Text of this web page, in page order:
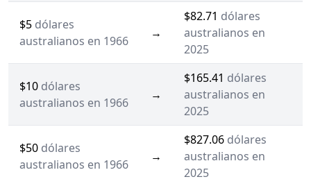
$5 dólares
australianos en 1966
→
$82.71 dólares
australianos en
2025
$10 dólares
australianos en 1966
→
$165.41 dólares
australianos en
2025
$50 dólares
australianos en 1966
→
$827.06 dólares
australianos en
2025